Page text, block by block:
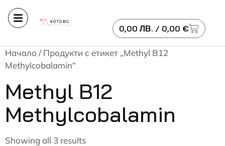
0,00 ЛВ. / 0,00 €
Начало / Продукти с етикет „Methyl B12
Methylcobalamin“
Methyl B12
Methylcobalamin
Showing all 3 results